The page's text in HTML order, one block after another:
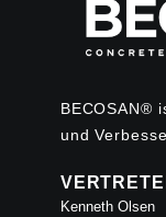
BECOSAN®
und
Kenneth Olsen